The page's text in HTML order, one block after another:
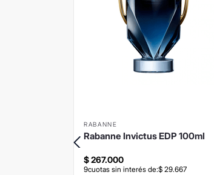
RABANNE
Rabanne Invictus EDP 100ml
$267.000
9cuotas sin interés de:$ 29.667